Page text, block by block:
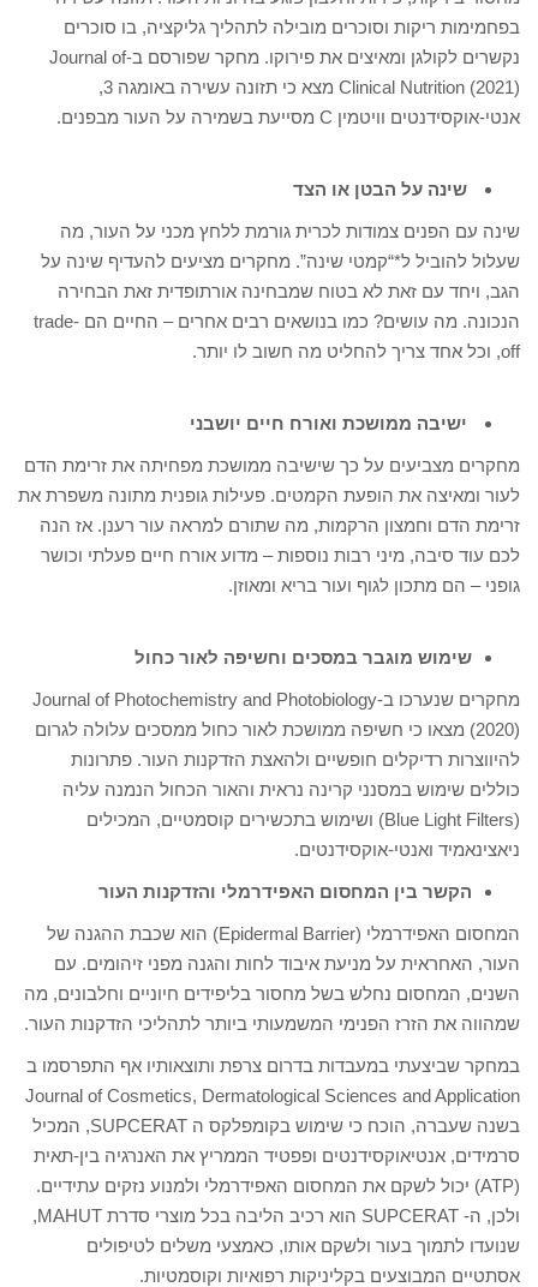
בפחמימות ריקות וסוכרים מובילה לתהליך גליקציה, בו סוכרים
נקשרים לקולגן ומאיצים את פירוקו. מחקר שפורסם ב-Journal of
Clinical Nutrition (2021) מצא כי תזונה עשירה באומגה 3,
אנטי-אוקסידנטים וויטמין C מסייעת בשמירה על העור מבפנים.
שינה על הבטן או הצד
שינה עם הפנים צמודות לכרית גורמת ללחץ מכני על העור, מה
שעלול להוביל ל*“קמטי שינה”. מחקרים מציעים להעדיף שינה על
הגב, ויחד עם זאת לא בטוח שמבחינה אורתופדית זאת הבחירה
הנכונה. מה עושים? כמו בנושאים רבים אחרים – החיים הם trade-
off, וכל אחד צריך להחליט מה חשוב לו יותר.
ישיבה ממושכת ואורח חיים יושבני
מחקרים מצביעים על כך שישיבה ממושכת מפחיתה את זרימת הדם
לעור ומאיצה את הופעת הקמטים. פעילות גופנית מתונה משפרת את
זרימת הדם וחמצון הרקמות, מה שתורם למראה עור רענן. אז הנה
לכם עוד סיבה, מיני רבות נוספות – מדוע אורח חיים פעלתי וכושר
גופני – הם מתכון לגוף ועור בריא ומאוזן.
שימוש מוגבר במסכים וחשיפה לאור כחול
מחקרים שנערכו ב-Journal of Photochemistry and Photobiology
(2020) מצאו כי חשיפה ממושכת לאור כחול ממסכים עלולה לגרום
להיווצרות רדיקלים חופשיים ולהאצת הזדקנות העור. פתרונות
כוללים שימוש במסנני קרינה נראית והאור הכחול הנמנה עליה
(Blue Light Filters) ושימוש בתכשירים קוסמטיים, המכילים
ניאצינאמיד ואנטי-אוקסידנטים.
הקשר בין המחסום האפידרמלי והזדקנות העור
המחסום האפידרמלי (Epidermal Barrier) הוא שכבת ההגנה של
העור, האחראית על מניעת איבוד לחות והגנה מפני זיהומים. עם
השנים, המחסום נחלש בשל מחסור בליפידים חיוניים וחלבונים, מה
שמהווה את הזרז הפנימי המשמעותי ביותר לתהליכי הזדקנות העור.
במחקר שביצעתי במעבדות בדרום צרפת ותוצאותיו אף התפרסמו ב
Journal of Cosmetics, Dermatological Sciences and Application
בשנה שעברה, הוכח כי שימוש בקומפלקס ה SUPCERAT, המכיל
סרמידים, אנטיאוקסידנטים ופפטיד הממריץ את האנרגיה בין-תאית
(ATP) יכול לשקם את המחסום האפידרמלי ולמנוע נזקים עתידיים.
ולכן, ה- SUPCERAT הוא רכיב הליבה בכל מוצרי סדרת MAHUT,
שנועדו לתמוך בעור ולשקם אותו, כאמצעי משלים לטיפולים
אסתטיים המבוצעים בקליניקות רפואיות וקוסמטיות.